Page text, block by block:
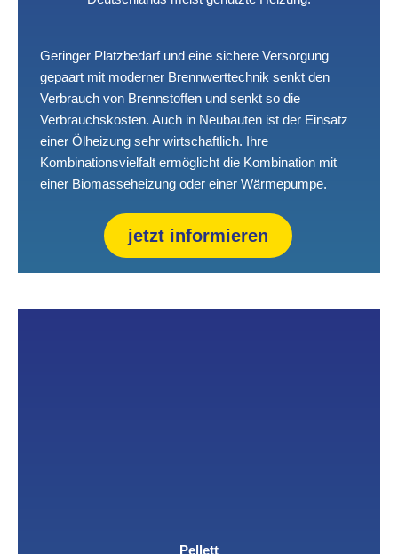
Geringer Platzbedarf und eine sichere Versorgung
gepaart mit moderner Brennwerttechnik senkt den
Verbrauch von Brennstoffen und senkt so die
Verbrauchskosten. Auch in Neubauten ist der Einsatz
einer Ölheizung sehr wirtschaftlich. Ihre
Kombinationsvielfalt ermöglicht die Kombination mit
einer Biomasseheizung oder einer Wärmepumpe.
jetzt informieren
Pellett